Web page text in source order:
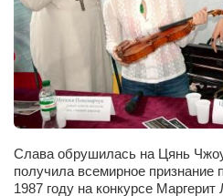
Вера Паненко
Семён Салатенко
Сергей Шепилов
Актёры
Артём Мяус
Слава обрушилась на Цянь
получила всемирное
1987 году на конкурсе